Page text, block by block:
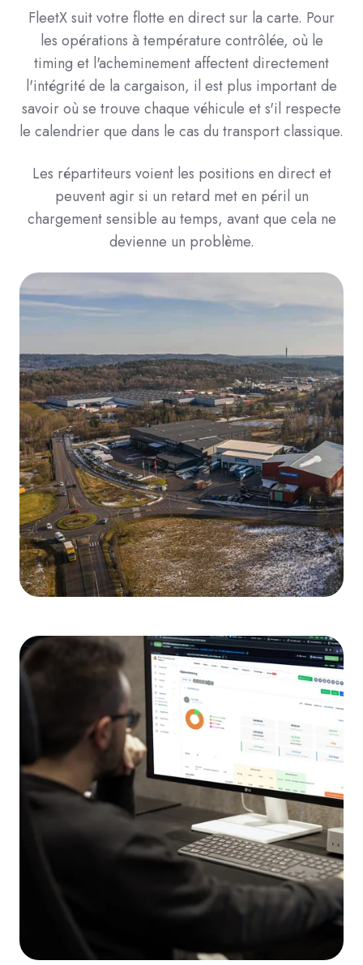
FleetX suit votre flotte en direct sur la carte. Pour
les opérations à température contrôlée, où le
timing et l'acheminement affectent directement
l'intégrité de la cargaison, il est plus important de
savoir où se trouve chaque véhicule et s'il respecte
le calendrier que dans le cas du transport classique.
Les répartiteurs voient les positions en direct et
peuvent agir si un retard met en péril un
chargement sensible au temps, avant que cela ne
devienne un problème.